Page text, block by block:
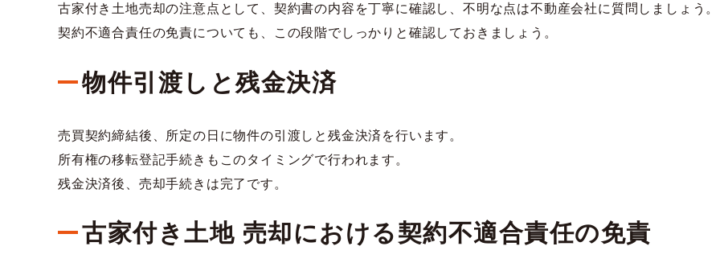
古家付き土地売却の注意点として、契約書の内容を丁寧に確認し、不明な点は不動産会社に質問しましょう。
契約不適合責任の免責についても、この段階でしっかりと確認しておきましょう。
物件引渡しと残金決済
売買契約締結後、所定の日に物件の引渡しと残金決済を行います。
所有権の移転登記手続きもこのタイミングで行われます。
残金決済後、売却手続きは完了です。
古家付き土地 売却における契約不適合責任の免責